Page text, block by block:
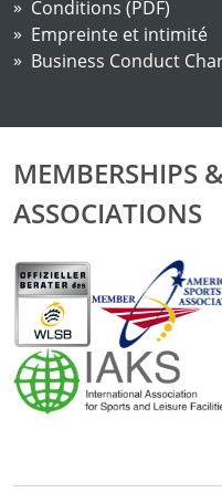
Conditions (PDF)
Empreinte et intimité
Business Conduct
MEMBERSHIPS
ASSOCIATIONS